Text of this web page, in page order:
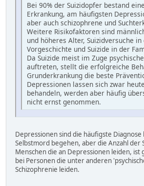
Bei 90% der Suizidopfer bestand
Erkrankung, am häufigsten
aber auch schizophrene und
Weitere Risikofaktoren sind
und höheres Alter, Suizidversuche in
Vorgeschichte und Suizide in der
Da Suizide meist im Zuge
auftreten, stellt die erfolgreiche
Grunderkrankung die beste
Depressionen lassen sich zwar
behandeln, werden aber häufig
nicht ernst genommen.
Depressionen sind die häufigste Diagnose
Selbstmord begehen, aber die Anzahl
Menschen die an Depressionen leiden, ist
bei Personen die unter anderen
Schizophrenie leiden.